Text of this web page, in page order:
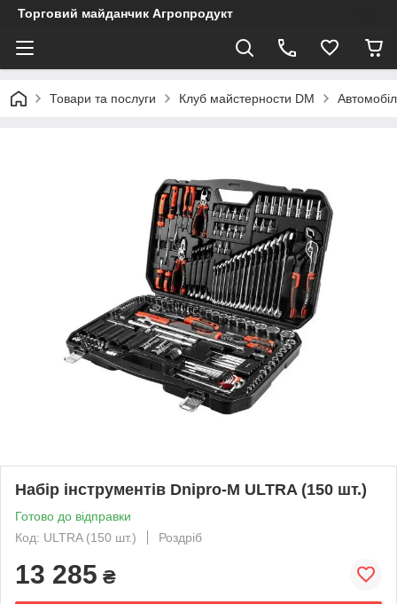
Торговий майданчик Агропродукт
Товари та послуги Клуб майстерности DM
Набір інструментів Dnipro-M ULTRA (150 шт.)
Готово до відправки
Код: ULTRA (150 шт.)
Роздріб
13 285 ₴